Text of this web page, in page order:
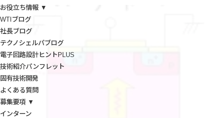
お役立ち情報 ▼
WTIブログ
社長ブログ
テクノシェルパブログ
電子回路設計ヒントPLUS
技術紹介パンフレット
固有技術開発
よくある質問
募集要項 ▼
インターン